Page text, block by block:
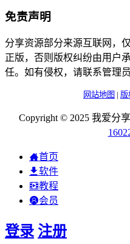
免责声明
分享资源部分来源互联网，
正版，否则版权纠纷由用户
任。如有侵权，请联系管理员
网站地图 | 版
Copyright © 2025 我爱分
首页
软件
教程
会员
登录 注册